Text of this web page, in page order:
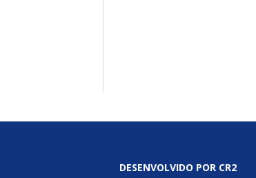
DESENVOLVIDO POR CR2